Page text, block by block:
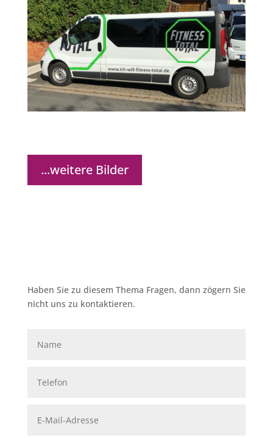
...weitere Bilder
Haben Sie zu diesem Thema Fragen, dann zögern Sie
nicht uns zu kontaktieren.